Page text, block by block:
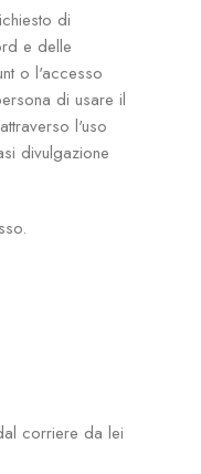
di
e delle
o l'accesso
di usare il
l'uso
divulgazione
corriere da lei